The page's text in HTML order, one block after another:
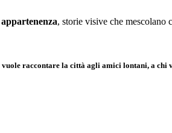
, storie visive che
raccontare la città agli amici lontani, a